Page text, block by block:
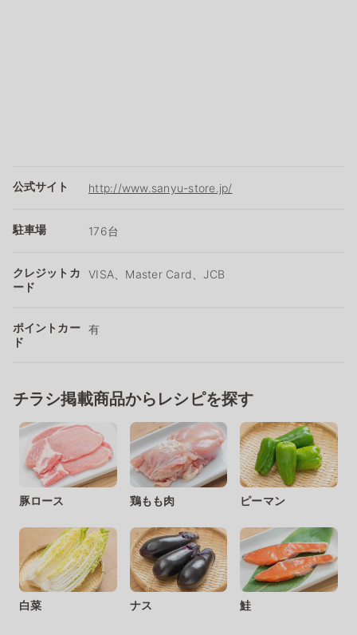
公式サイト http://www.sanyu-store.jp/
駐車場 176台
クレジットカ
ード
VISA、Master Card、JCB
ポイントカー
ド
有
チラシ掲載商品からレシピを探す
豚ロース 鶏もも肉 ピーマン
白菜 ナス 鮭